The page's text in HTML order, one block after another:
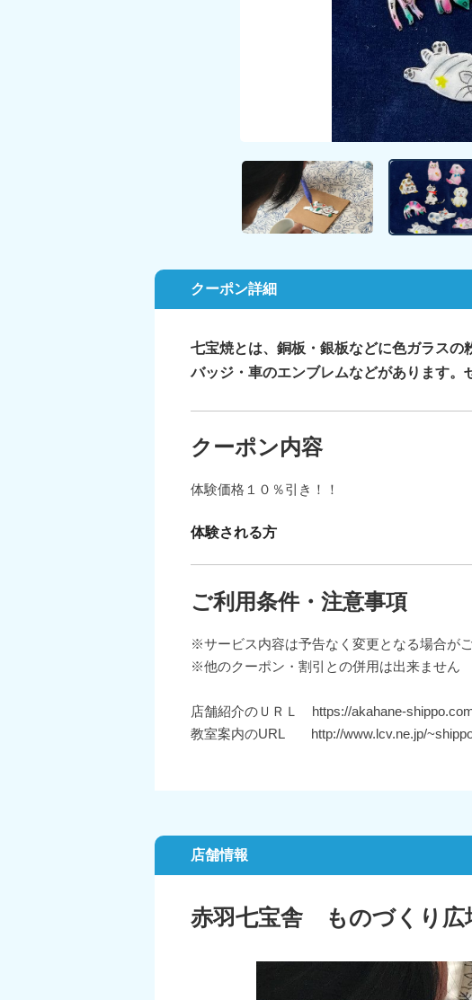
クーポン詳細
七宝焼とは、銅板・銀板などに色ガラス
バッジ・車のエンブレムなどがあります。
クーポン内容
体験価格１０％引き！！
体験される方
ご利用条件・注意事項
※サービス内容は予告なく変更となる場合が
※他のクーポン・割引との併用は出来ません
店舗紹介のＵＲＬ https://akahane-
教室案内のURL http://www.lcv.ne.jp/
店舗情報
赤羽七宝舎 ものづくり広